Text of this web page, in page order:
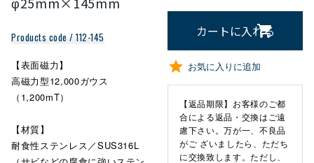
Products code / 112-145
【表面磁力】
高磁力型12,000ガウス
（1,200mT）
【材質】
耐食性ステンレス／SUS316L
カートに入れる
お気に入りに追加
【返品期限】お客様のご都
合による返品・交換はご遠
慮下さい。万が一、不良品
がご ざいましたら、ただち
に交換致します。ただし、